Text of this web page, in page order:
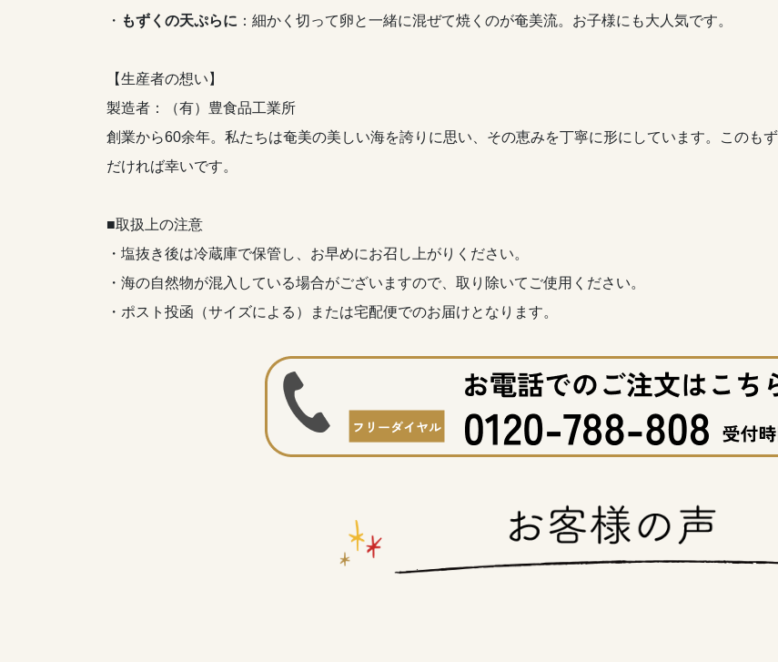
・ もずくの天ぷらに ：細かく切って卵と一緒に混ぜて焼くのが奄美流。お子様にも大人気です。
【生産者の想い】
製造者：（有）豊食品工業所
創業から60余年。私たちは奄美の美しい海を誇りに思い、その恵みを丁寧に形にしています。このも
だければ幸いです。
■取扱上の注意
・塩抜き後は冷蔵庫で保管し、お早めにお召し上がりください。
・海の自然物が混入している場合がございますので、取り除いてご使用ください。
・ポスト投函（サイズによる）または宅配便でのお届けとなります。